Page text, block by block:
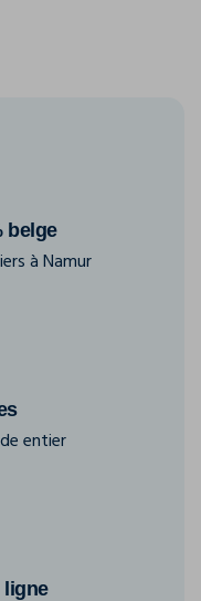
belge
à Namur
entier
ligne